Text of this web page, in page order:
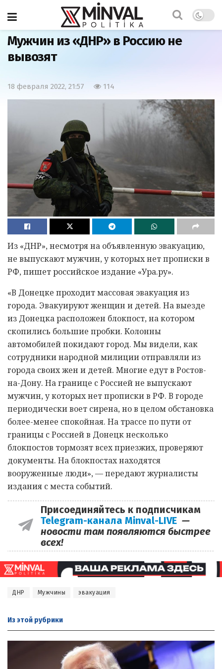
Главная
Мужчин из «ДНР» в Россию не
вывозят
18 февраля 2022, 21:57 114
Из «ДНР», несмотря на объявленную эвакуацию,
не выпускают мужчин, у которых нет прописки в
РФ, пишет российское издание «Ура.ру».
«В Донецке проходит массовая эвакуация из
города. Эвакуируют женщин и детей. На выезде
из Донецка расположен блокпост, на котором
скопились большие пробки. Колонны
автомобилей покидают город. Мы видели, как
сотрудники народной милиции отправляли из
города своих жен и детей. Многие едут в Ростов-
на-Дону. На границе с Россией не выпускают
мужчин, у которых нет прописки в РФ. В городе
периодически воет сирена, но в целом обстановка
более-менее спокойная. На трассе по пути от
границы с Россией в Донецк несколько
блокпостов тормозят всех приезжих, проверяют
документы. На блокпостах находятся
вооруженные люди», — передают журналисты
издания с места событий.
Присоединяйтесь к подписчикам
Telegram-канала Minval-LIVE —
новости там появляются быстрее
всех!
ДНР Мужчины эвакуация
Из этой рубрики